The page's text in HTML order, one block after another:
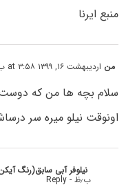
منبع ایرنا
من اردیبهشت ۱۶, ۱۳۹۹ at ۳:۵۸ ب٫ظ
سلام بچه ها من که دوست
اونوقت نیلو میره سر
نیلوفر آبی سابق(رنگ
ب٫ظ - Reply